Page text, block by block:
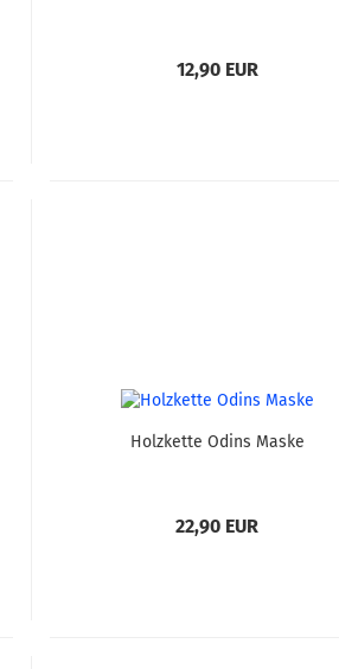
12,90 EUR
Holzkette Odins Maske
22,90 EUR